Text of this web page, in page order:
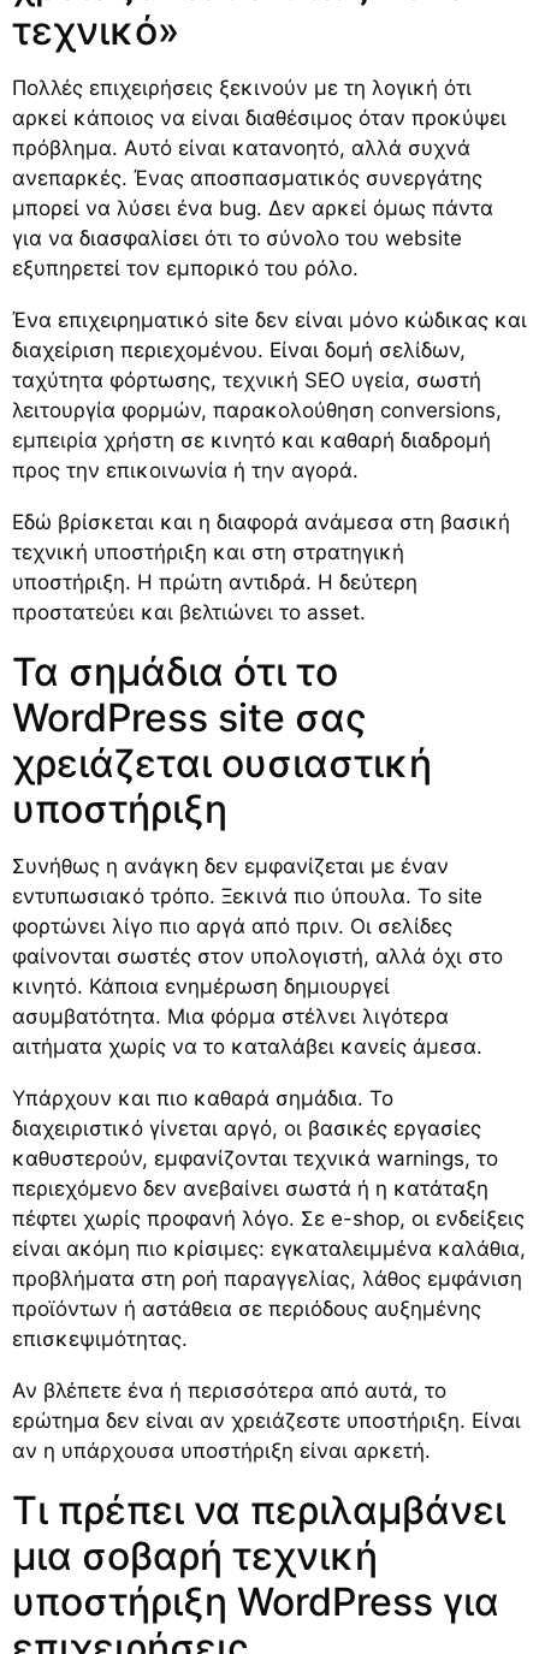
τεχνικό»
Πολλές επιχειρήσεις ξεκινούν με τη λογική ότι
αρκεί κάποιος να είναι διαθέσιμος όταν προκύψει
πρόβλημα. Αυτό είναι κατανοητό, αλλά συχνά
ανεπαρκές. Ένας αποσπασματικός συνεργάτης
μπορεί να λύσει ένα bug. Δεν αρκεί όμως πάντα
για να διασφαλίσει ότι το σύνολο του website
εξυπηρετεί τον εμπορικό του ρόλο.
Ένα επιχειρηματικό site δεν είναι μόνο κώδικας και
διαχείριση περιεχομένου. Είναι δομή σελίδων,
ταχύτητα φόρτωσης, τεχνική SEO υγεία, σωστή
λειτουργία φορμών, παρακολούθηση conversions,
εμπειρία χρήστη σε κινητό και καθαρή διαδρομή
προς την επικοινωνία ή την αγορά.
Εδώ βρίσκεται και η διαφορά ανάμεσα στη βασική
τεχνική υποστήριξη και στη στρατηγική
υποστήριξη. Η πρώτη αντιδρά. Η δεύτερη
προστατεύει και βελτιώνει το asset.
Τα σημάδια ότι το
WordPress site σας
χρειάζεται ουσιαστική
υποστήριξη
Συνήθως η ανάγκη δεν εμφανίζεται με έναν
εντυπωσιακό τρόπο. Ξεκινά πιο ύπουλα. Το site
φορτώνει λίγο πιο αργά από πριν. Οι σελίδες
φαίνονται σωστές στον υπολογιστή, αλλά όχι στο
κινητό. Κάποια ενημέρωση δημιουργεί
ασυμβατότητα. Μια φόρμα στέλνει λιγότερα
αιτήματα χωρίς να το καταλάβει κανείς άμεσα.
Υπάρχουν και πιο καθαρά σημάδια. Το
διαχειριστικό γίνεται αργό, οι βασικές εργασίες
καθυστερούν, εμφανίζονται τεχνικά warnings, το
περιεχόμενο δεν ανεβαίνει σωστά ή η κατάταξη
πέφτει χωρίς προφανή λόγο. Σε e-shop, οι ενδείξεις
είναι ακόμη πιο κρίσιμες: εγκαταλειμμένα καλάθια,
προβλήματα στη ροή παραγγελίας, λάθος εμφάνιση
προϊόντων ή αστάθεια σε περιόδους αυξημένης
επισκεψιμότητας.
Αν βλέπετε ένα ή περισσότερα από αυτά, το
ερώτημα δεν είναι αν χρειάζεστε υποστήριξη. Είναι
αν η υπάρχουσα υποστήριξη είναι αρκετή.
Τι πρέπει να περιλαμβάνει
μια σοβαρή τεχνική
υποστήριξη WordPress για